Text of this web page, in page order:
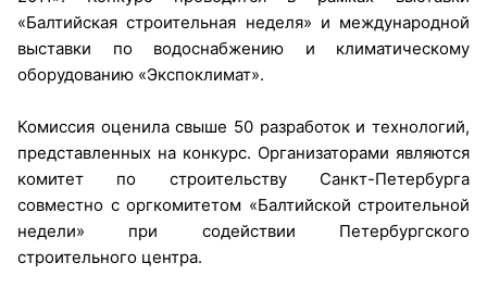
«Балтийская строительная неделя» и международной
выставки по водоснабжению и климатическому
оборудованию «Экспоклимат».
Комиссия оценила свыше 50 разработок и технологий,
представленных на конкурс. Организаторами являются
комитет по строительству Санкт-Петербурга
совместно с оргкомитетом «Балтийской строительной
недели» при содействии Петербургского
строительного центра.